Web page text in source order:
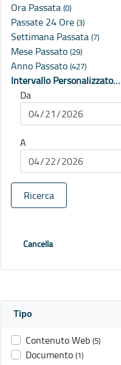
Ora Passata (0)
Passate 24 Ore (3)
Settimana Passata (7)
Mese Passato (29)
Anno Passato (427)
Intervallo Personalizzato…
Da
A
Ricerca
Cancella
Tipo
Contenuto Web (5)
Documento (1)